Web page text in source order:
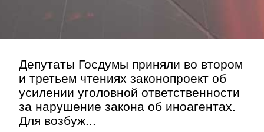
Депутаты Госдумы приняли во втором
и третьем чтениях законопроект об
усилении уголовной ответственности
за нарушение закона об иноагентах.
Для возбуж...
Контакт»